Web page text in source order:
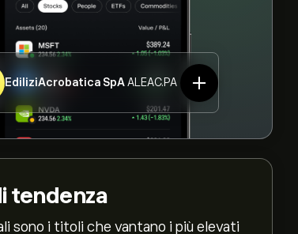
EdiliziAcrobatica SpAALEAC.PA
tendenza
sono i titoli che vantano i più elevati